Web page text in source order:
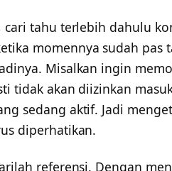
cari tahu terlebih dahulu
momennya sudah
Misalkan ingin
tidak akan diizinkan
sedang aktif. Jadi
diperhatikan.
referensi. Dengan